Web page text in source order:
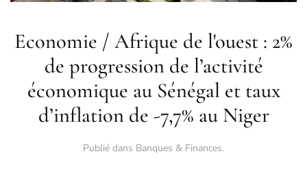
Economie / Afrique de l'ouest : 2%
de progression de l’activité
économique au Sénégal et taux
d’inflation de -7,7% au Niger
Publié dans Banques & Finances.